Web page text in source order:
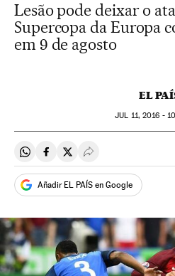
Lesão pode deixar o
Supercopa da Europa
em 9 de agosto
EL
JUL 11, 2016 -
Compartir en Whatsapp
Compartir en Facebook
Compartir en Twitter
Desplegar Redes
Añadir EL PAÍS en Google